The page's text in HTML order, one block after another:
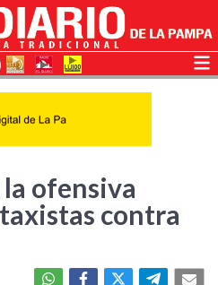
la ofensiva
contra